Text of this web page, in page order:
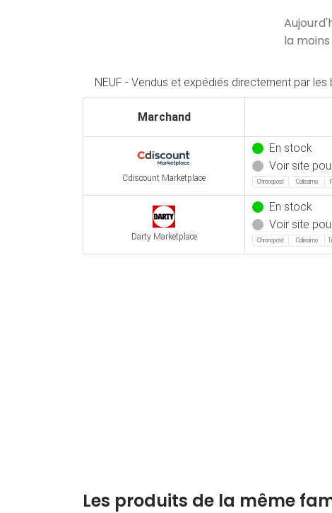
la
NEUF - Vendus et expédiés directement par les
Marchand
Cdiscount Marketplace
En stock
Voir site
Chronopost Colissimo
Darty Marketplace
En stock
Voir site
Chronopost Colissimo
Les produits de la même